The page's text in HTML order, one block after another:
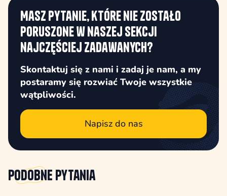
Masz pytanie, które nie zostało
poruszone w naszej sekcji
najczęściej zadawanych?
Skontaktuj się z nami i zadaj je nam, a my
postaramy się rozwiać Twoje wszystkie
wątpliwości.
Napisz do nas
Podobne pytania